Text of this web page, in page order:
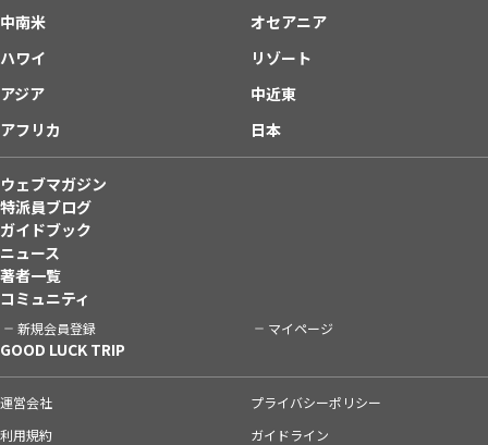
中南米
オセアニア
ハワイ
リゾート
アジア
中近東
アフリカ
日本
ウェブマガジン
特派員ブログ
ガイドブック
ニュース
著者一覧
コミュニティ
新規会員登録 マイページ
GOOD LUCK TRIP
運営会社
プライバシーポリシー
利用規約
ガイドライン